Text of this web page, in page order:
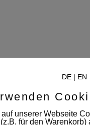
DE | EN
unserer Webseite
für den Warenkorb)